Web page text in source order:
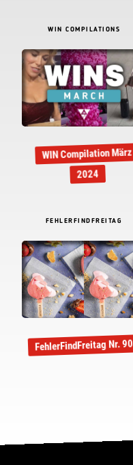
WIN COMPILATIONS
WIN Compilation März
2024
FEHLERFINDFREITAG
FehlerFindFreitag Nr. 90